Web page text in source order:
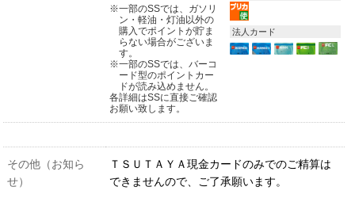
※一部のSSでは、ガソリ
ン・軽油・灯油以外の
購入でポイントが貯ま
らない場合がございま
す。
※一部のSSでは、バーコ
ード型のポイントカー
ドが読み込めません。
各詳細はSSに直接ご確認
お願い致します。
法人カード
その他（お知ら
せ）
ＴＳＵＴＡＹＡ現金カードのみでのご精算は
できませんので、ご了承願います。